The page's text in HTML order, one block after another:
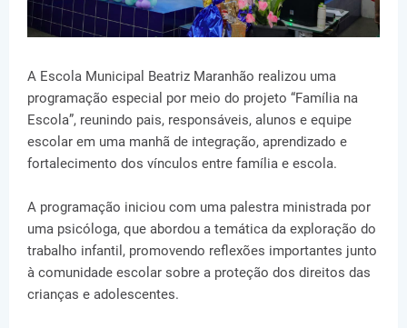
A Escola Municipal Beatriz Maranhão realizou uma
programação especial por meio do projeto “Família na
Escola”, reunindo pais, responsáveis, alunos e equipe
escolar em uma manhã de integração, aprendizado e
fortalecimento dos vínculos entre família e escola.
A programação iniciou com uma palestra ministrada por
uma psicóloga, que abordou a temática da exploração do
trabalho infantil, promovendo reflexões importantes junto
à comunidade escolar sobre a proteção dos direitos das
crianças e adolescentes.